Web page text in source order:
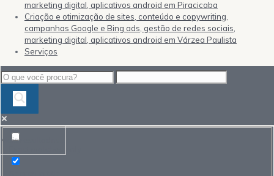
marketing digital, aplicativos android em Piracicaba
Criação e otimização de sites, conteúdo e copywriting,
campanhas Google e Bing ads, gestão de redes sociais,
marketing digital, aplicativos android em Várzea Paulista
Serviços
Mais resultados...